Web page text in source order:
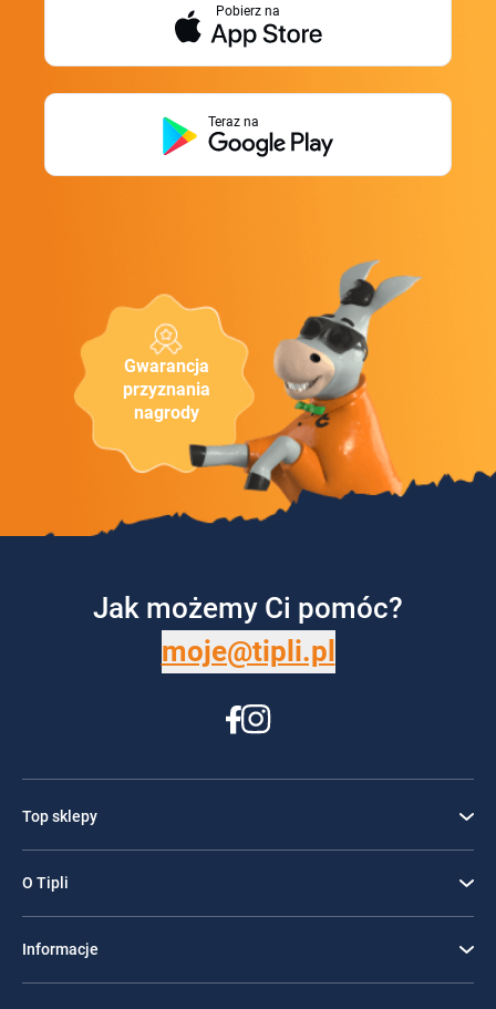
Gwarancja
przyznania
nagrody
Pobierz na
Teraz na
Jak możemy Ci pomóc?
moje@tipli.pl
Top sklepy
O Tipli
Informacje